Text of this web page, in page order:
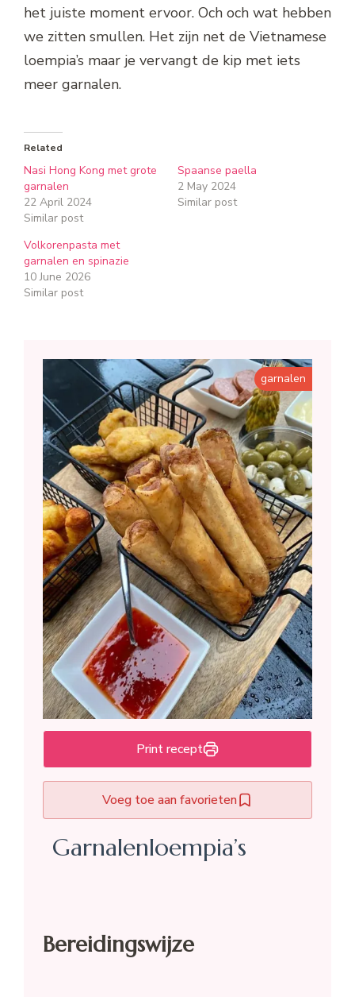
het juiste moment ervoor. Och och wat hebben
we zitten smullen. Het zijn net de Vietnamese
loempia’s maar je vervangt de kip met iets
meer garnalen.
Related
Nasi Hong Kong met grote
garnalen
22 April 2024
Similar post
Spaanse paella
2 May 2024
Similar post
Volkorenpasta met
garnalen en spinazie
10 June 2026
Similar post
Print recept
Voeg toe aan favorieten
garnalen
Garnalenloempia’s
Bereidingswijze